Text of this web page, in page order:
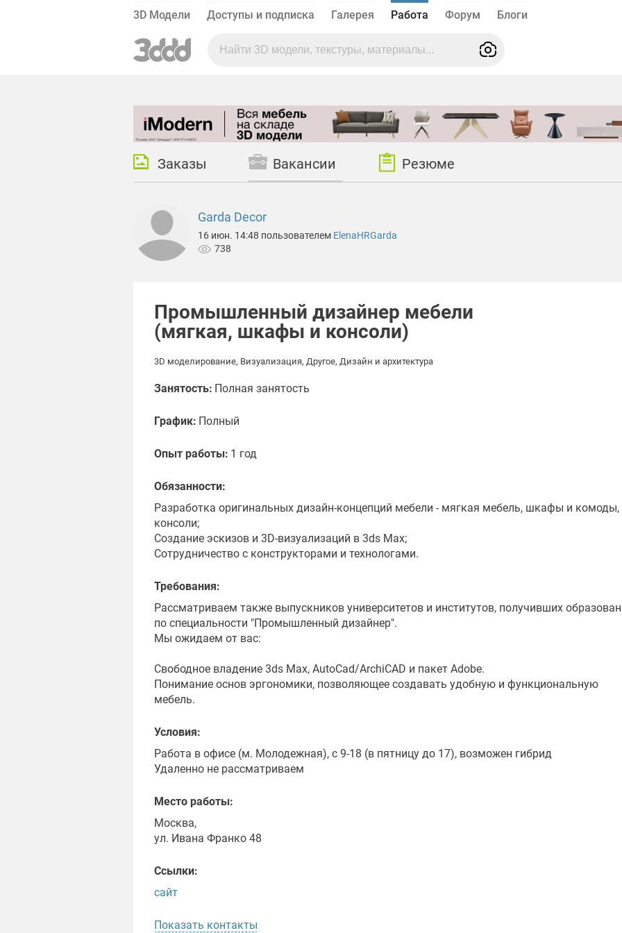
3D Модели Доступы и подписка Галерея Работа Форум Блоги
Заказы Вакансии Резюме
Garda Decor
16 июн. 14:48 пользователем ElenaHRGarda
738
Промышленный дизайнер мебели
(мягкая, шкафы и консоли)
3D моделирование, Визуализация, Другое, Дизайн и архитектура
Занятость: Полная занятость
График: Полный
Опыт работы: 1 год
Обязанности:
Разработка оригинальных дизайн-концепций мебели - мягкая мебель, шкафы и комоды,
консоли;
Создание эскизов и 3D-визуализаций в 3ds Max;
Сотрудничество с конструкторами и технологами.
Требования:
Рассматриваем также выпускников университетов и институтов, получивших
по специальности "Промышленный дизайнер".
Мы ожидаем от вас:
Свободное владение 3ds Max, AutoCad/ArchiCAD и пакет Adobe.
Понимание основ эргономики, позволяющее создавать удобную и функциональную
мебель.
Условия:
Работа в офисе (м. Молодежная), с 9-18 (в пятницу до 17), возможен гибрид
Удаленно не рассматриваем
Место работы:
Москва,
ул. Ивана Франко 48
Ссылки:
сайт
Показать контакты